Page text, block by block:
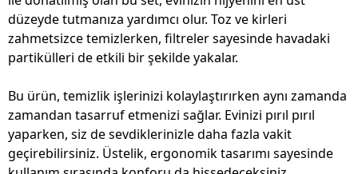
düzeyde tutmanıza yardımcı olur. Toz ve kirleri
zahmetsizce temizlerken, filtreler sayesinde havadaki
partikülleri de etkili bir şekilde yakalar.
Bu ürün, temizlik işlerinizi kolaylaştırırken aynı zamanda
zamandan tasarruf etmenizi sağlar. Evinizi pırıl pırıl
yaparken, siz de sevdiklerinizle daha fazla vakit
geçirebilirsiniz. Üstelik, ergonomik tasarımı sayesinde